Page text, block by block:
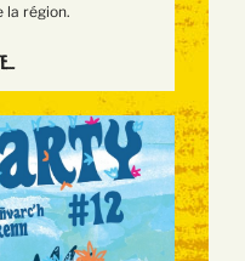
la région.